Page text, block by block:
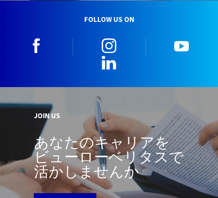
FOLLOW US ON
JOIN US
あなたのキャリアを
ビューローベリタスで
活かしませんか